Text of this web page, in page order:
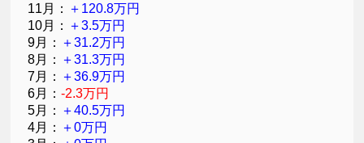
11月： ＋120.8万円
10月： ＋3.5万円
9月： ＋31.2万円
8月： ＋31.3万円
7月： ＋36.9万円
6月：-2.3万円
5月： ＋40.5万円
4月： ＋0万円